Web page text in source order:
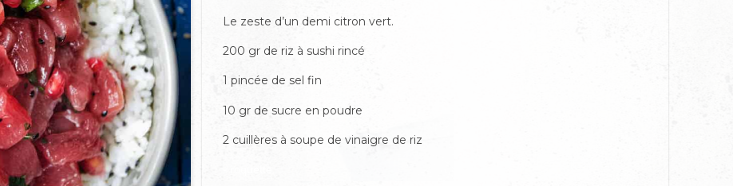
Le zeste d’un demi citron vert.
200 gr de riz à sushi rincé
1 pincée de sel fin
10 gr de sucre en poudre
2 cuillères à soupe de vinaigre de riz